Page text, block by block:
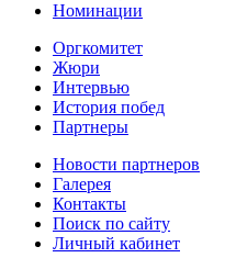
Номинации
Оргкомитет
Жюри
Интервью
История побед
Партнеры
Новости партнеров
Галерея
Контакты
Поиск по сайту
Личный кабинет